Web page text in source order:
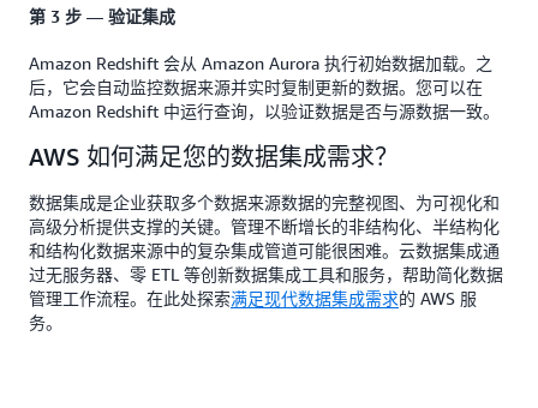
第 3 步 — 验证集成
Amazon Redshift 会从 Amazon Aurora 执行初始数据加载。之
后，它会自动监控数据来源并实时复制更新的数据。您可以在
Amazon Redshift 中运行查询，以验证数据是否与源数据一致。
AWS 如何满足您的数据集成需求？
数据集成是企业获取多个数据来源数据的完整视图、为可视化和
高级分析提供支撑的关键。管理不断增长的非结构化、半结构化
和结构化数据来源中的复杂集成管道可能很困难。云数据集成通
过无服务器、零 ETL 等创新数据集成工具和服务，帮助简化数据
管理工作流程。在此处探索满足现代数据集成需求的 AWS 服
务。